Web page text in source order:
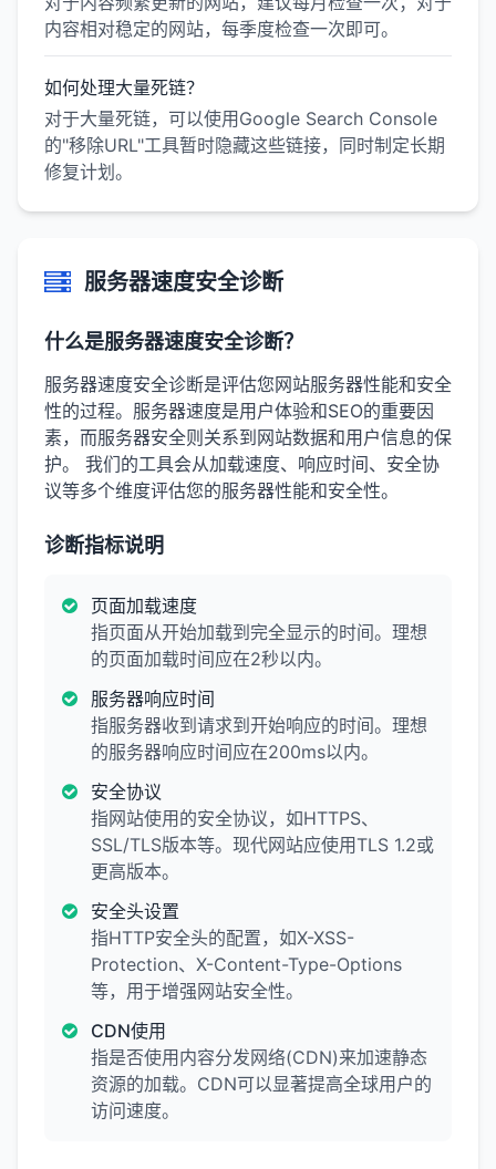
内容相对稳定的网站，每季度检查一次即可。
如何处理大量死链？
对于大量死链，可以使用Google Search Console
的"移除URL"工具暂时隐藏这些链接，同时制定长期
修复计划。
服务器速度安全诊断
什么是服务器速度安全诊断？
服务器速度安全诊断是评估您网站服务器性能和安全
性的过程。服务器速度是用户体验和SEO的重要因
素，而服务器安全则关系到网站数据和用户信息的保
护。 我们的工具会从加载速度、响应时间、安全协
议等多个维度评估您的服务器性能和安全性。
诊断指标说明
页面加载速度
指页面从开始加载到完全显示的时间。理想
的页面加载时间应在2秒以内。
服务器响应时间
指服务器收到请求到开始响应的时间。理想
的服务器响应时间应在200ms以内。
安全协议
指网站使用的安全协议，如HTTPS、
SSL/TLS版本等。现代网站应使用TLS 1.2或
更高版本。
安全头设置
指HTTP安全头的配置，如X-XSS-
Protection、X-Content-Type-Options
等，用于增强网站安全性。
CDN使用
指是否使用内容分发网络(CDN)来加速静态
资源的加载。CDN可以显著提高全球用户的
访问速度。